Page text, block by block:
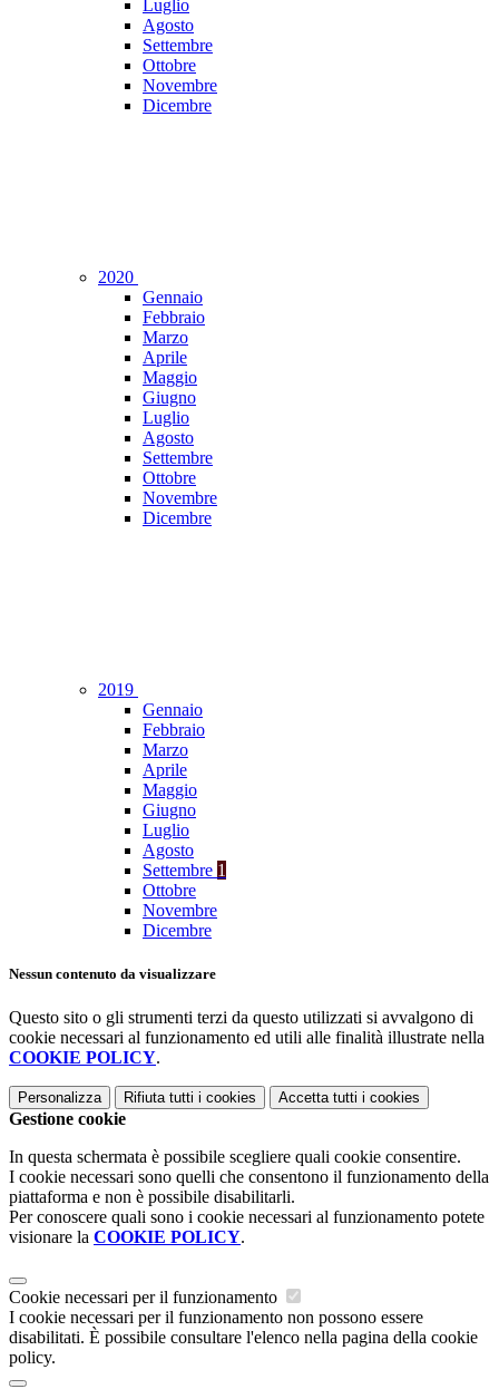
Luglio
Agosto
Settembre
Ottobre
Novembre
Dicembre
2020
Gennaio
Febbraio
Marzo
Aprile
Maggio
Giugno
Luglio
Agosto
Settembre
Ottobre
Novembre
Dicembre
2019
Gennaio
Febbraio
Marzo
Aprile
Maggio
Giugno
Luglio
Agosto
Settembre 1
Ottobre
Novembre
Dicembre
Nessun contenuto da visualizzare
Questo sito o gli strumenti terzi da questo utilizzati si avvalgono di
cookie necessari al funzionamento ed utili alle finalità illustrate nella
COOKIE POLICY.
Personalizza Rifiuta tutti i cookies Accetta tutti i cookies
Gestione cookie
In questa schermata è possibile scegliere quali cookie consentire.
I cookie necessari sono quelli che consentono il funzionamento della
piattaforma e non è possibile disabilitarli.
Per conoscere quali sono i cookie necessari al funzionamento potete
visionare la COOKIE POLICY.
Cookie necessari per il funzionamento
I cookie necessari per il funzionamento non possono essere
disabilitati. È possibile consultare l'elenco nella pagina della cookie
policy.